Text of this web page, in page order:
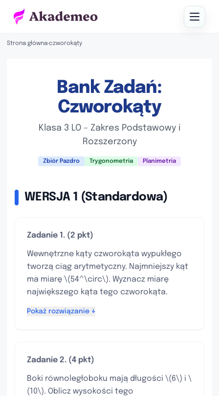
Strona główna›czworokąty
Bank Zadań:
Czworokąty
Klasa 3 LO – Zakres Podstawowy i
Rozszerzony
Zbiór Pazdro Trygonometria Planimetria
WERSJA 1 (Standardowa)
Zadanie 1. (2 pkt)
Wewnętrzne kąty czworokąta wypukłego
tworzą ciąg arytmetyczny. Najmniejszy kąt
ma miarę \(54^\circ\). Wyznacz miarę
największego kąta tego czworokąta.
Pokaż rozwiązanie ↓
Zadanie 2. (4 pkt)
Boki równoległoboku mają długości \(6\) i \
(10\). Oblicz wysokości tego